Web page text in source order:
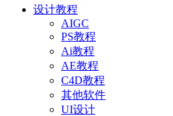
设计教程
AIGC
PS教程
Ai教程
AE教程
C4D教程
其他软件
UI设计